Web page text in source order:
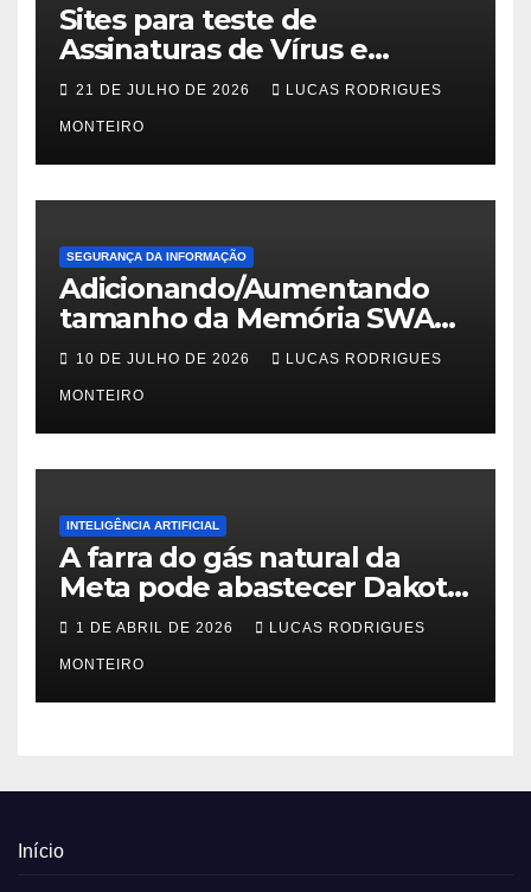
Sites para teste de
Assinaturas de Vírus e
Malwares
21 DE JULHO DE 2026 LUCAS RODRIGUES
MONTEIRO
SEGURANÇA DA INFORMAÇÃO
Adicionando/Aumentando
tamanho da Memória SWAP
no PfSense 2.8
10 DE JULHO DE 2026 LUCAS RODRIGUES
MONTEIRO
INTELIGÊNCIA ARTIFICIAL
A farra do gás natural da
Meta pode abastecer Dakota
do Sul
1 DE ABRIL DE 2026 LUCAS RODRIGUES
MONTEIRO
Início